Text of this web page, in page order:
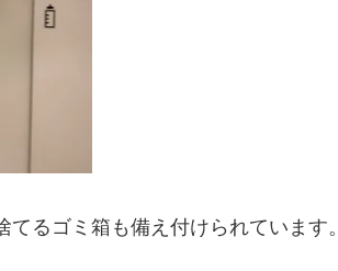
るゴミ箱も備え付けられています。